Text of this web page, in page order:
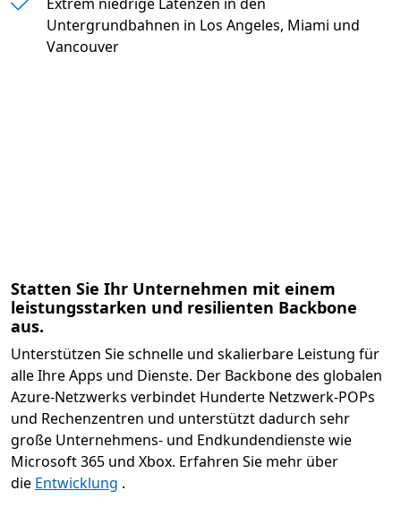
Untergrundbahnen in Los Angeles, Miami und
Vancouver
Statten Sie Ihr Unternehmen mit einem
leistungsstarken und resilienten Backbone
aus.
Unterstützen Sie schnelle und skalierbare Leistung für
alle Ihre Apps und Dienste. Der Backbone des globalen
Azure-Netzwerks verbindet Hunderte Netzwerk-POPs
und Rechenzentren und unterstützt dadurch sehr
große Unternehmens- und Endkundendienste wie
Microsoft 365 und Xbox. Erfahren Sie mehr über
die Entwicklung .